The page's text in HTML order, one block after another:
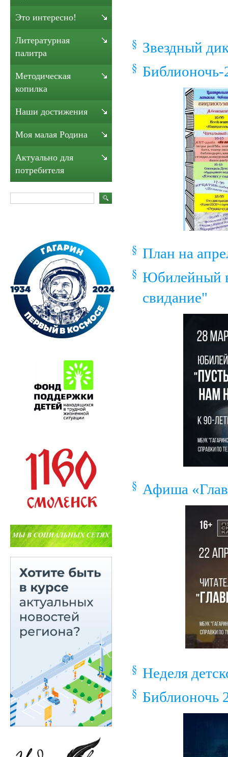
Звездный
Библионочь-
План на
Юбилейный
свидание"
Афиша
Неделя
Библионочь
Это интересно!
Литературная
палитра
Методическая
копилка
Наши достижения
Моя малая Родина
Актуально для
потребителя